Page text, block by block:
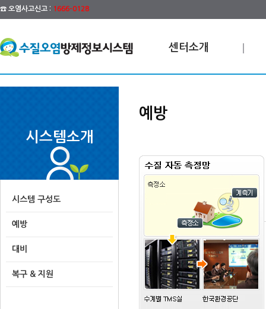
☎ 오염사고신고 : 1666-0128
센터소개
시스템소개
시스템 구성도
예방
대비
복구 & 지원
예방